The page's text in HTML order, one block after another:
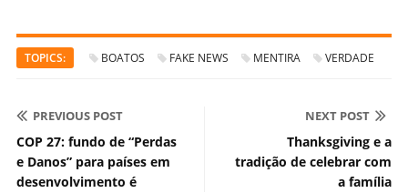
TOPICS: BOATOS FAKE NEWS MENTIRA VERDADE
PREVIOUS POST
COP 27: fundo de “Perdas
e Danos” para países em
desenvolvimento é
NEXT POST
Thanksgiving e a
tradição de celebrar com
a família